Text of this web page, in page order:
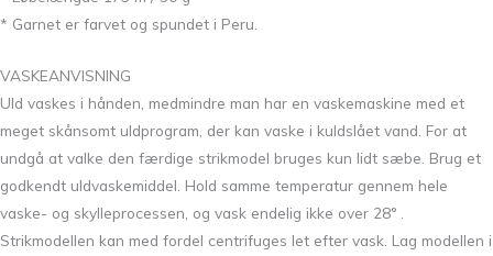
* Garnet er farvet og spundet i Peru.
VASKEANVISNING
Uld vaskes i hånden, medmindre man har en vaskemaskine med et
meget skånsomt uldprogram, der kan vaske i kuldslået vand. For at
undgå at valke den færdige strikmodel bruges kun lidt sæbe. Brug et
godkendt uldvaskemiddel. Hold samme temperatur gennem hele
vaske- og skylleprocessen, og vask endelig ikke over 28° .
Strikmodellen kan med fordel centrifuges let efter vask. Lag modellen i